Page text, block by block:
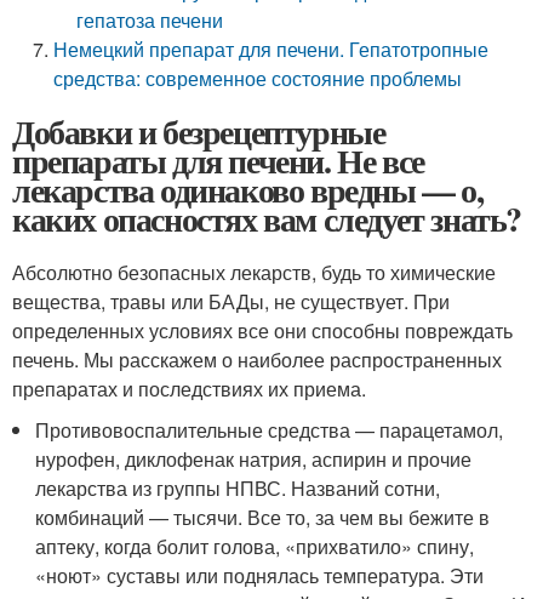
гепатоза печени
Немецкий препарат для печени. Гепатотропные
средства: современное состояние проблемы
Добавки и безрецептурные
препараты для печени. Не все
лекарства одинаково вредны — о,
каких опасностях вам следует знать?
Абсолютно безопасных лекарств, будь то химические
вещества, травы или БАДы, не существует. При
определенных условиях все они способны повреждать
печень. Мы расскажем о наиболее распространенных
препаратах и последствиях их приема.
Противовоспалительные средства — парацетамол,
нурофен, диклофенак натрия, аспирин и прочие
лекарства из группы НПВС. Названий сотни,
комбинаций — тысячи. Все то, за чем вы бежите в
аптеку, когда болит голова, «прихватило» спину,
«ноют» суставы или поднялась температура. Эти